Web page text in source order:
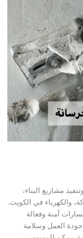
البناء،
في الكويت.
وفعالة
وسلامة